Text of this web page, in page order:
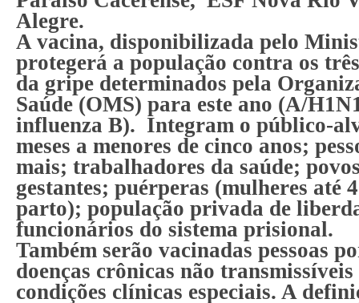
Alegre.
A vacina, disponibilizada pelo
protegerá a população contra os
da gripe determinados pela
Saúde (OMS) para este ano (A/
influenza B). Integram o público-
meses a menores de cinco anos;
mais; trabalhadores da saúde;
gestantes; puérperas (mulheres até
parto); população privada de
funcionários do sistema prisional.
Também serão vacinadas pessoas
doenças crônicas não
condições clínicas especiais. A